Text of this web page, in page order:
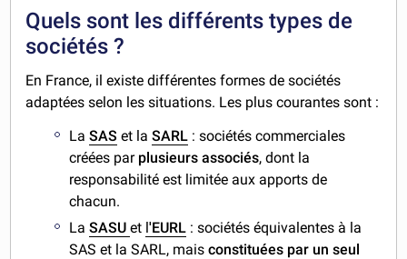
Quels sont les différents types de
sociétés ?
En France, il existe différentes formes de sociétés
adaptées selon les situations. Les plus courantes sont :
LaSAS et laSARL : sociétés commerciales
créées par plusieurs associés, dont la
responsabilité est limitée aux apports de
chacun.
LaSASU et l'EURL : sociétés équivalentes à la
SAS et la SARL, maisconstituées par un seul